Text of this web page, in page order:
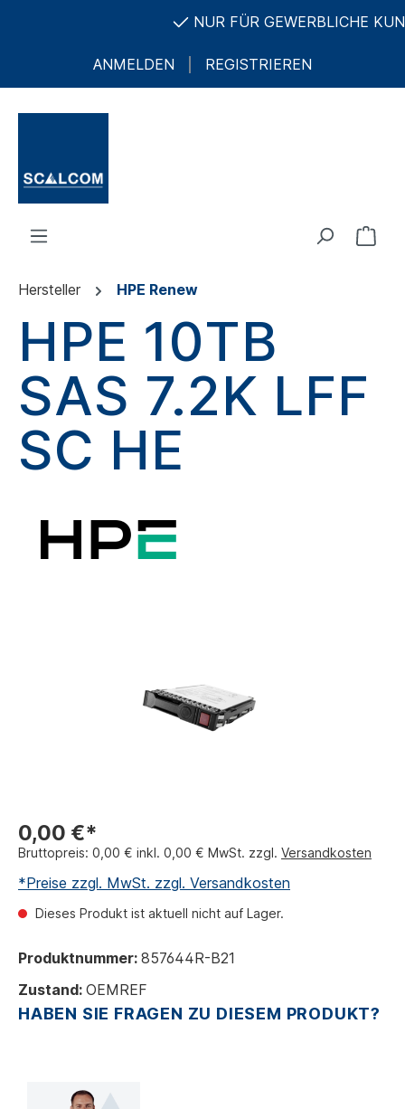
NUR FÜR GEWERBLICHE
ANMELDEN REGISTRIEREN
Hersteller HPE Renew
HPE 10TB
SAS 7.2K LFF
SC HE
0,00 €*
Bruttopreis: 0,00 € inkl. 0,00 € MwSt. zzgl. Versandkosten
*Preise zzgl. MwSt. zzgl. Versandkosten
Dieses Produkt ist aktuell nicht auf Lager.
Produktnummer: 857644R-B21
Zustand: OEMREF
HABEN SIE FRAGEN ZU DIESEM PRODUKT?